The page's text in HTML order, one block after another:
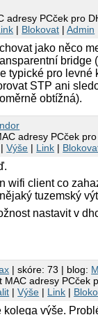
adresy PCček pro
| Blokovat |Admin
jako něco
bridge
typické pro
STP ani
obtížná).
adresy PCček
|Výše | Link |
wifi client co
tuzemský
nastavit v
| skóre: 73 | blog:
MAC adresy PCček
|Výše | Link |
kolega výše.